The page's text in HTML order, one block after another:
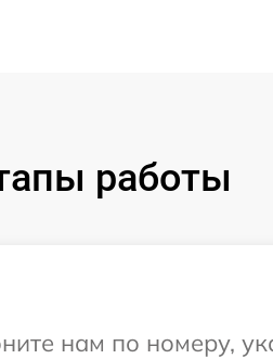
работы
нам по номеру,